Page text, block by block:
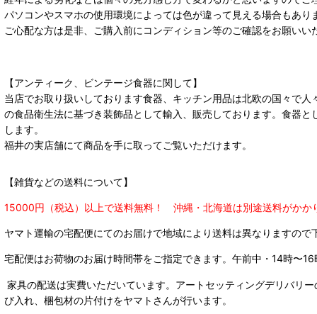
パソコンやスマホの使用環境によっては色が違って見える場合もあ
ご心配な方は是非、ご購入前にコンディション等のご確認をお願い
【アンティーク、ビンテージ食器に関して】
当店でお取り扱いしております食器、キッチン用品は北欧の国々で
の食品衛生法に基づき装飾品として輸入、販売しております。食器
します。
福井の実店舗にて商品を手に取ってご覧いただけます。
【雑貨などの送料について】
15000円（税込）以上で送料無料！ 沖縄・北海道は別途送料がかか
ヤマト運輸の宅配便にてのお届けで地域により送料は異なりますので
宅配便はお荷物のお届け時間帯をご指定できます。 午前中・14時〜
家具の配送は実費いただいています。アートセッティングデリバリ
び入れ、梱包材の片付けをヤマトさんが行います。